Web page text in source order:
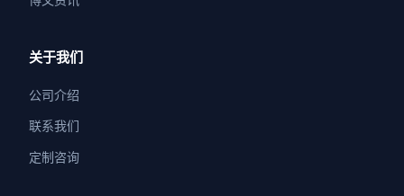
关于我们
公司介绍
联系我们
定制咨询